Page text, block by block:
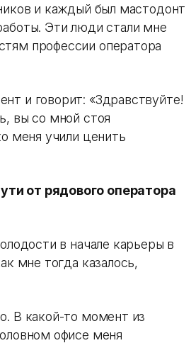
и каждый был мастодонт
Эти люди стали мне
профессии оператора
и говорит: «Здравствуйте!
вы со мной стоя
меня учили ценить
от рядового оператора
в начале карьеры в
мне тогда казалось,
В какой-то момент из
офисе меня